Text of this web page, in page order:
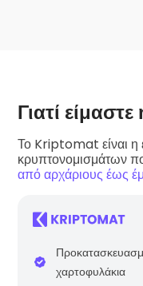
Γιατί
Το Kriptomat είναι η
κρυπτονομισμάτων
από αρχάριους έως
Ιδανικό για
Εύκολη ρύθμιση
χαρτοφυλάκια